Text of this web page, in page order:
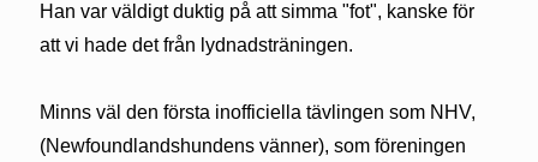
Han var väldigt duktig på att simma "fot", kanske för
att vi hade det från lydnadsträningen.
Minns väl den första inofficiella tävlingen som NHV,
(Newfoundlandshundens vänner), som föreningen